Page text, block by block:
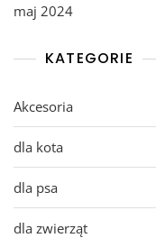
maj 2024
KATEGORIE
Akcesoria
dla kota
dla psa
dla zwierząt